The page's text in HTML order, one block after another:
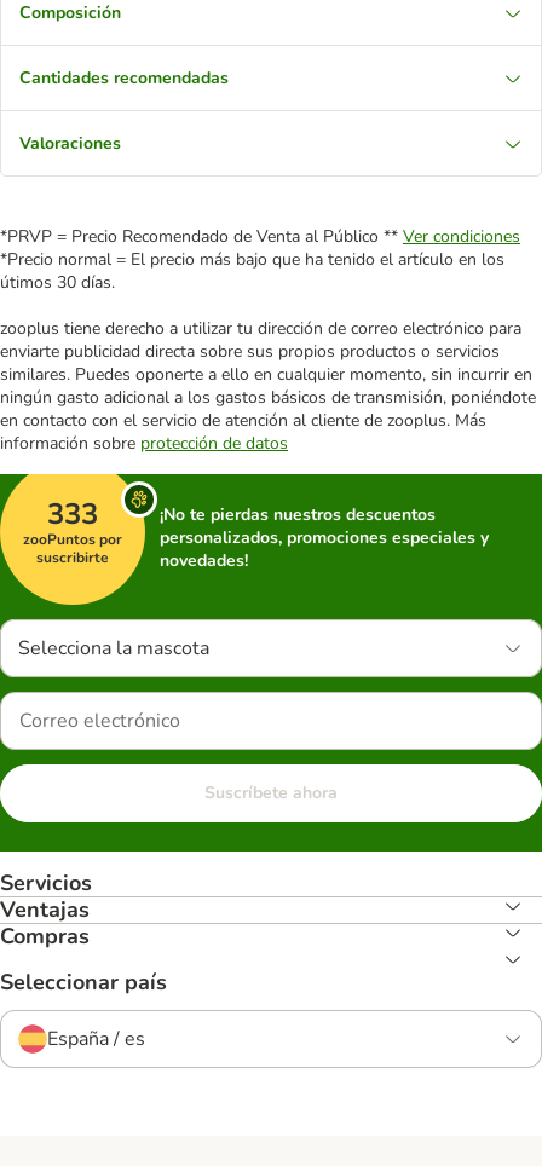
Composición
Cantidades recomendadas
Valoraciones
*PRVP = Precio Recomendado de Venta al Público ** Ver condiciones
*Precio normal = El precio más bajo que ha tenido el artículo en los
útimos 30 días.
zooplus tiene derecho a utilizar tu dirección de correo electrónico para
enviarte publicidad directa sobre sus propios productos o servicios
similares. Puedes oponerte a ello en cualquier momento, sin incurrir en
ningún gasto adicional a los gastos básicos de transmisión, poniéndote
en contacto con el servicio de atención al cliente de zooplus. Más
información sobre protección de datos
333
zooPuntos por
suscribirte
¡No te pierdas nuestros descuentos
personalizados, promociones especiales y
novedades!
Selecciona la mascota
Suscríbete ahora
Servicios
Ventajas
Compras
Seleccionar país
España / es